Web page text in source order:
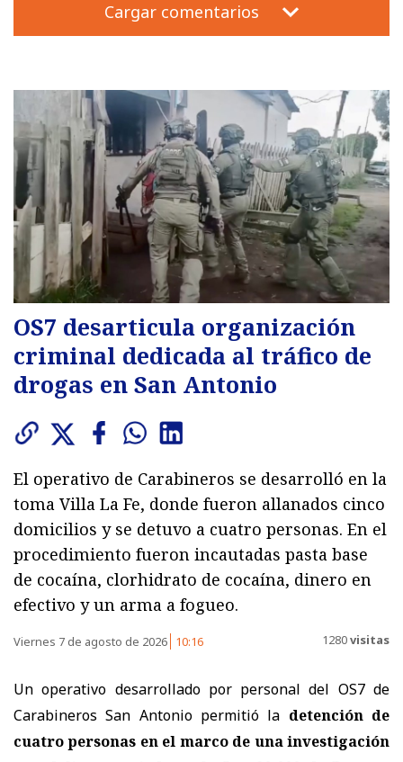
Cargar comentarios
OS7 desarticula organización
criminal dedicada al tráfico de
drogas en San Antonio
El operativo de Carabineros se desarrolló en la
toma Villa La Fe, donde fueron allanados cinco
domicilios y se detuvo a cuatro personas. En el
procedimiento fueron incautadas pasta base
de cocaína, clorhidrato de cocaína, dinero en
efectivo y un arma a fogueo.
Viernes 7 de agosto de 2026 10:16 1280visitas
Un operativo desarrollado por personal del OS7 de
Carabineros San Antonio permitió la detención de
cuatro personas en el marco de una investigación